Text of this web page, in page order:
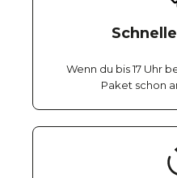
Wenn du bis 17 Uhr
Paket schon